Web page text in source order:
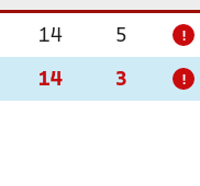
14 5 !
14 3 !